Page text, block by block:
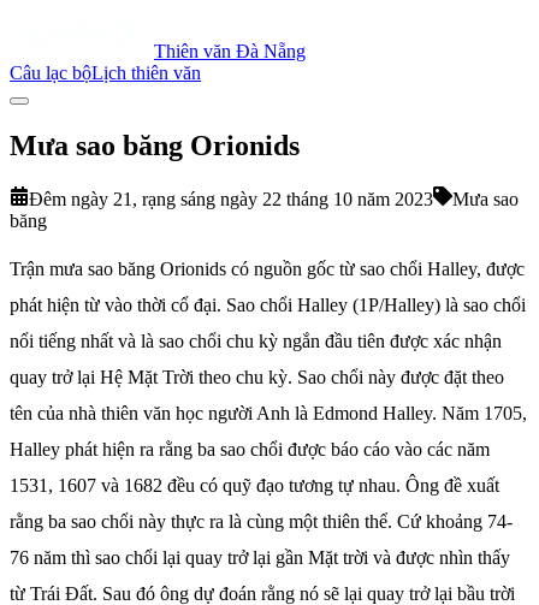
Thiên văn Đà Nẵng
Câu lạc bộLịch thiên văn
Mưa sao băng Orionids
Đêm ngày 21, rạng sáng ngày 22 tháng 10 năm 2023
Mưa sao
băng
Trận mưa sao băng Orionids có nguồn gốc từ sao chổi Halley, được
phát hiện từ vào thời cổ đại. Sao chổi Halley (1P/Halley) là sao chổi
nổi tiếng nhất và là sao chổi chu kỳ ngắn đầu tiên được xác nhận
quay trở lại Hệ Mặt Trời theo chu kỳ. Sao chổi này được đặt theo
tên của nhà thiên văn học người Anh là Edmond Halley. Năm 1705,
Halley phát hiện ra rằng ba sao chổi được báo cáo vào các năm
1531, 1607 và 1682 đều có quỹ đạo tương tự nhau. Ông đề xuất
rằng ba sao chổi này thực ra là cùng một thiên thể. Cứ khoảng 74-
76 năm thì sao chổi lại quay trở lại gần Mặt trời và được nhìn thấy
từ Trái Đất. Sau đó ông dự đoán rằng nó sẽ lại quay trở lại bầu trời